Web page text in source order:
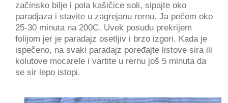
začinsko bilje i pola kašičice soli, sipajte oko
paradjaza i stavite u zagrejanu rernu. Ja pečem oko
25-30 minuta na 200C. Uvek posudu prekrijem
folijom jer je paradajz osetljiv i brzo izgori. Kada je
ispečeno, na svaki paradajz poređajte listove sira ili
kolutove mocarele i vartite u rernu još 5 minuta da
se sir lepo istopi.